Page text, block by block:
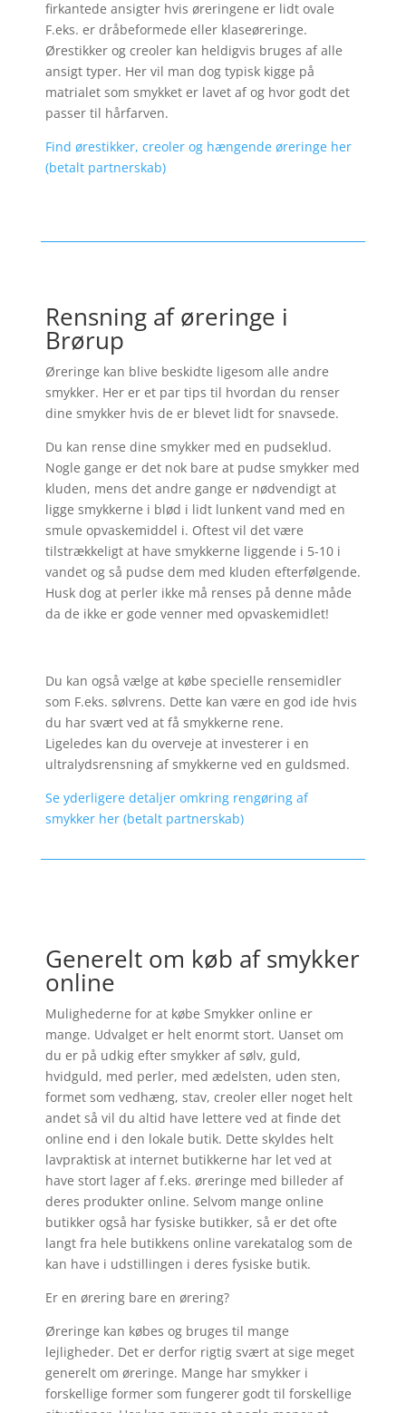
firkantede ansigter hvis øreringene er lidt ovale
F.eks. er dråbeformede eller klaseøreringe.
Ørestikker og creoler kan heldigvis bruges af alle
ansigt typer. Her vil man dog typisk kigge på
matrialet som smykket er lavet af og hvor godt det
passer til hårfarven.
Find ørestikker, creoler og hængende øreringe her
(betalt partnerskab)
Rensning af øreringe i
Brørup
Øreringe kan blive beskidte ligesom alle andre
smykker. Her er et par tips til hvordan du renser
dine smykker hvis de er blevet lidt for snavsede.
Du kan rense dine smykker med en pudseklud.
Nogle gange er det nok bare at pudse smykker med
kluden, mens det andre gange er nødvendigt at
ligge smykkerne i blød i lidt lunkent vand med en
smule opvaskemiddel i. Oftest vil det være
tilstrækkeligt at have smykkerne liggende i 5-10 i
vandet og så pudse dem med kluden efterfølgende.
Husk dog at perler ikke må renses på denne måde
da de ikke er gode venner med opvaskemidlet!
Du kan også vælge at købe specielle rensemidler
som F.eks. sølvrens. Dette kan være en god ide hvis
du har svært ved at få smykkerne rene.
Ligeledes kan du overveje at investerer i en
ultralydsrensning af smykkerne ved en guldsmed.
Se yderligere detaljer omkring rengøring af
smykker her (betalt partnerskab)
Generelt om køb af smykker
online
Mulighederne for at købe Smykker online er
mange. Udvalget er helt enormt stort. Uanset om
du er på udkig efter smykker af sølv, guld,
hvidguld, med perler, med ædelsten, uden sten,
formet som vedhæng, stav, creoler eller noget helt
andet så vil du altid have lettere ved at finde det
online end i den lokale butik. Dette skyldes helt
lavpraktisk at internet butikkerne har let ved at
have stort lager af f.eks. øreringe med billeder af
deres produkter online. Selvom mange online
butikker også har fysiske butikker, så er det ofte
langt fra hele butikkens online varekatalog som de
kan have i udstillingen i deres fysiske butik.
Er en ørering bare en ørering?
Øreringe kan købes og bruges til mange
lejligheder. Det er derfor rigtig svært at sige meget
generelt om øreringe. Mange har smykker i
forskellige former som fungerer godt til forskellige